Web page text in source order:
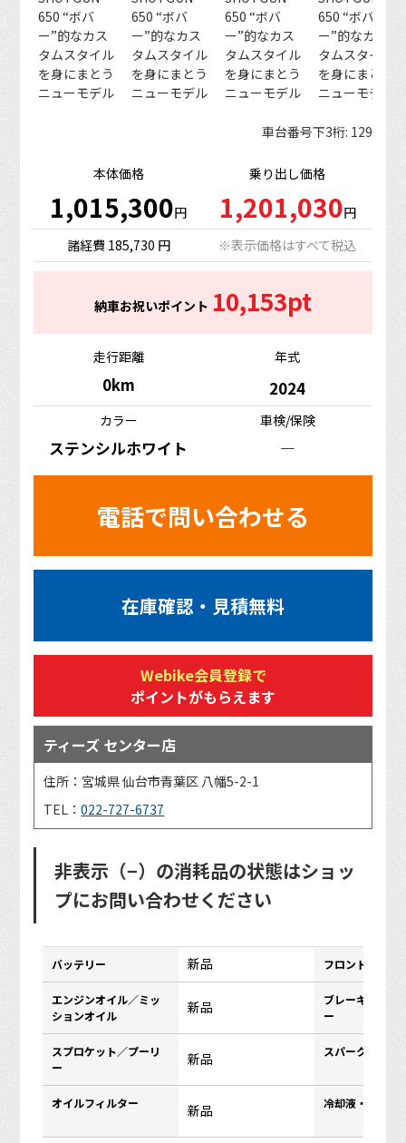
車台番号下3桁: 129
本体価格 乗り出し価格
1,015,300円 1,201,030円
諸経費 185,730 円
※表示価格はすべて税込
納車お祝いポイント 10,153pt
走行距離 年式
0km 2024
カラー 車検/保険
ステンシルホワイト ―
電話で問い合わせる
在庫確認・見積無料
Webike会員登録で
ポイントがもらえます
ティーズ センター店
住所：宮城県 仙台市青葉区 八幡5-2-1
TEL：022-727-6737
非表示（−）の消耗品の状態はショッ
プにお問い合わせください
バッテリー 新品 フロントタイヤ
エンジンオイル／ミッ
ションオイル
新品
ブレーキパッド
ー
スプロケット／プーリ
ー
新品 スパークプラグ
オイルフィルター 新品 冷却液・クーラ